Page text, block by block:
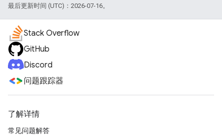
最后更新时间 (UTC)：2026-07-16。
Stack Overflow
GitHub
Discord
问题跟踪器
了解详情
常见问题解答